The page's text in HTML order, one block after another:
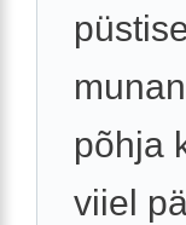
põhja
viiel